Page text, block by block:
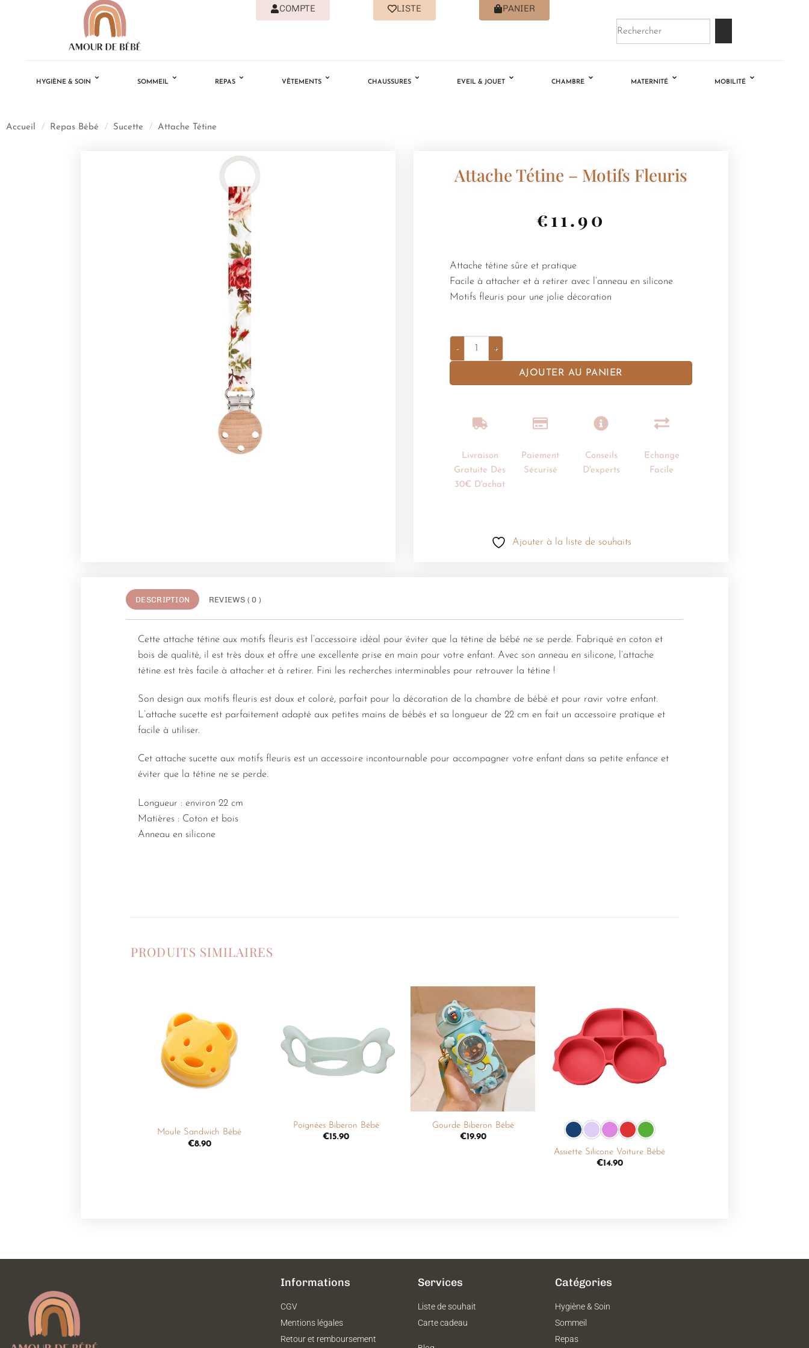
COMPTE LISTE PANIER
HYGIÈNE & SOIN SOMMEIL REPAS VÊTEMENTS CHAUSSURES EVEIL & JOUET CHAMBRE MATERNITÉ MOBILITÉ
Accueil / Repas Bébé / Sucette / Attache Tétine
Attache Tétine – Motifs Fleuris
€11.90
Attache tétine sûre et pratique
Facile à attacher et à retirer avec l’anneau en silicone
Motifs fleuris pour une jolie décoration
AJOUTER AU PANIER
Livraison
Gratuite Dès
30€ D'achat
Paiement
Sécurisé
Conseils
D'experts
Echange
Facile
Ajouter à la liste de souhaits
DESCRIPTION REVIEWS ( 0 )
Cette attache tétine aux motifs fleuris est l’accessoire idéal pour éviter que la tétine de bébé ne se perde. Fabriqué en coton et
bois de qualité, il est très doux et offre une excellente prise en main pour votre enfant. Avec son anneau en silicone, l’attache
tétine est très facile à attacher et à retirer. Fini les recherches interminables pour retrouver la tétine !
Son design aux motifs fleuris est doux et coloré, parfait pour la décoration de la chambre de bébé et pour ravir votre enfant.
L’attache sucette est parfaitement adapté aux petites mains de bébés et sa longueur de 22 cm en fait un accessoire pratique et
facile à utiliser.
Cet attache sucette aux motifs fleuris est un accessoire incontournable pour accompagner votre enfant dans sa petite enfance et
éviter que la tétine ne se perde.
Longueur : environ 22 cm
Matières : Coton et bois
Anneau en silicone
PRODUITS SIMILAIRES
à la
liste de
souhaits
Moule Sandwich Bébé
€8.90
à la
liste de
souhaits
Poignées Biberon Bébé
€15.90
à la
liste de
Gourde Biberon Bébé
€19.90
Ajouter
à la
liste de
souhaits
Assiette Silicone Voiture Bébé
€14.90
Informations
CGV
Mentions légales
Retour et remboursement
Services
Liste de souhait
Carte cadeau
Catégories
Hygiène & Soin
Sommeil
Repas